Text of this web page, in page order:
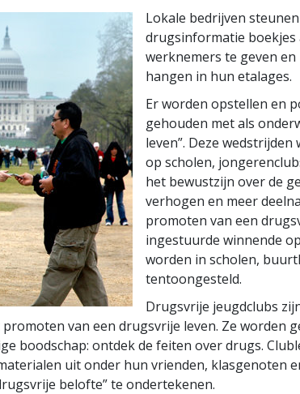
Lokale bedrijven
drugsinformatie boekjes
werknemers te geven
hangen in hun etalages.
Er worden opstellen en
gehouden met als
leven”. Deze
op scholen,
het bewustzijn over de
verhogen en meer
promoten van een
ingestuurde winnende
worden in scholen,
tentoongesteld.
Drugsvrije jeugdclubs
van een drugsvrije leven. Ze worden
boodschap: ontdek de feiten over drugs.
uit onder hun vrienden, klasgenoten
belofte” te ondertekenen.